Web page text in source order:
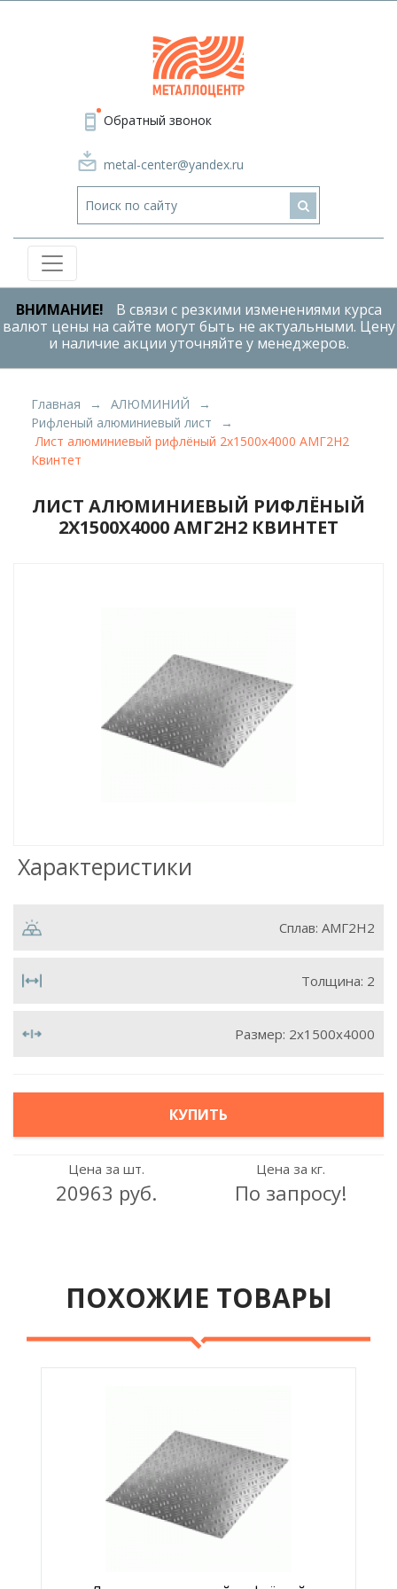
Обратный звонок
metal-center@yandex.ru
ВНИМАНИЕ!
В связи с резкими изменениями курса
валют цены на сайте могут быть не актуальными. Цену
и наличие акции уточняйте у менеджеров.
Главная
АЛЮМИНИЙ
Рифленый алюминиевый лист
Лист алюминиевый рифлёный 2х1500х4000 АМГ2Н2
Квинтет
ЛИСТ АЛЮМИНИЕВЫЙ РИФЛЁНЫЙ
2Х1500Х4000 АМГ2Н2 КВИНТЕТ
Характеристики
Сплав: АМГ2Н2
Толщина: 2
Размер: 2х1500х4000
КУПИТЬ
Цена за шт.
20963 руб.
Цена за кг.
По запросу!
ПОХОЖИЕ ТОВАРЫ